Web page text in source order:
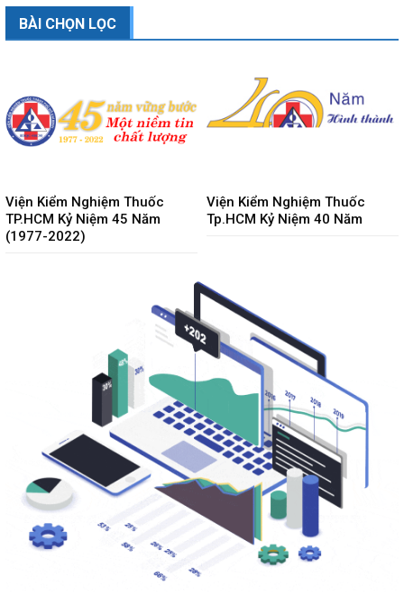
BÀI CHỌN LỌC
Viện Kiểm Nghiệm Thuốc
TP.HCM Kỷ Niệm 45 Năm
(1977-2022)
Viện Kiểm Nghiệm Thuốc
Tp.HCM Kỷ Niệm 40 Năm